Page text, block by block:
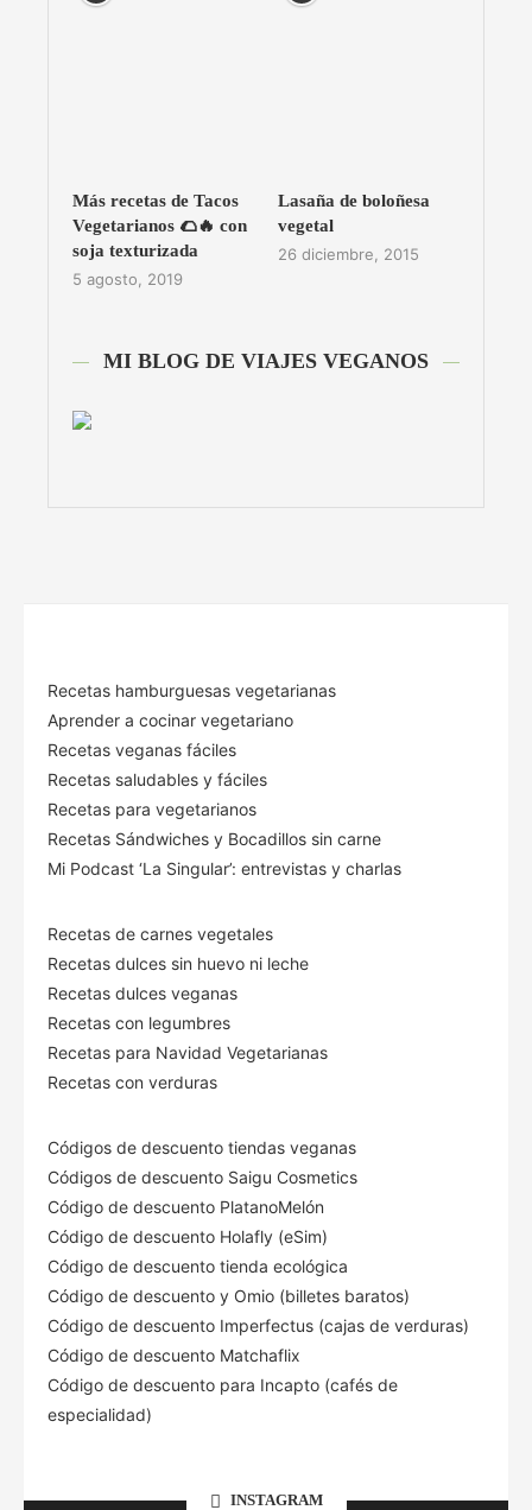
Más recetas de Tacos
Vegetarianos 🌮🔥 con
soja texturizada
5 agosto, 2019
Lasaña de boloñesa
vegetal
26 diciembre, 2015
MI BLOG DE VIAJES VEGANOS
Recetas hamburguesas vegetarianas
Aprender a cocinar vegetariano
Recetas veganas fáciles
Recetas saludables y fáciles
Recetas para vegetarianos
Recetas Sándwiches y Bocadillos sin carne
Mi Podcast ‘La Singular’: entrevistas y charlas
Recetas de carnes vegetales
Recetas dulces sin huevo ni leche
Recetas dulces veganas
Recetas con legumbres
Recetas para Navidad Vegetarianas
Recetas con verduras
Códigos de descuento tiendas veganas
Códigos de descuento Saigu Cosmetics
Código de descuento PlatanoMelón
Código de descuento Holafly (eSim)
Código de descuento tienda ecológica
Código de descuento y Omio (billetes baratos)
Código de descuento Imperfectus (cajas de verduras)
Código de descuento Matchaflix
Código de descuento para Incapto (cafés de
especialidad)
INSTAGRAM